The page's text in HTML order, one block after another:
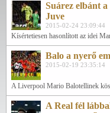
Suárez elbánt
Juve
2015-02-24 23:09:44
Kísértetiesen hasonlított az idei
Balo a nyerő
2015-02-19 23:35:14
A Liverpool Mario Balotellinek
A Real fél